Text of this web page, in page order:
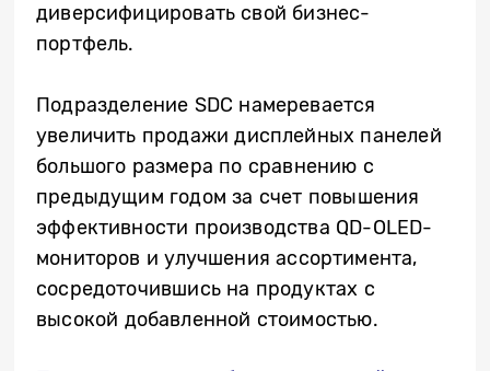
диверсифицировать свой бизнес-
портфель.
Подразделение SDC намеревается
увеличить продажи дисплейных панелей
большого размера по сравнению с
предыдущим годом за счет повышения
эффективности производства QD-OLED-
мониторов и улучшения ассортимента,
сосредоточившись на продуктах с
высокой добавленной стоимостью.